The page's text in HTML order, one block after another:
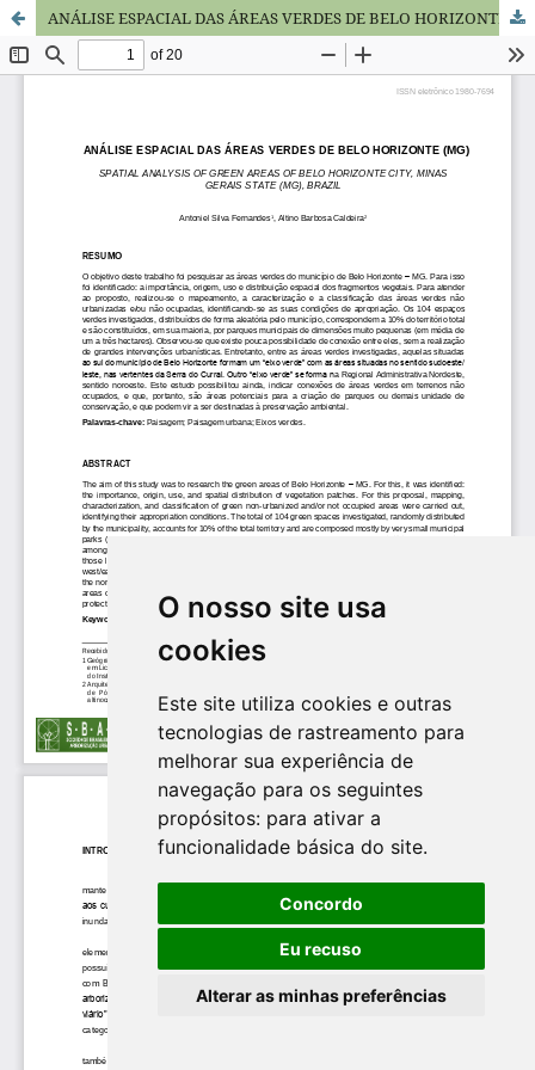
O nosso site usa
cookies
Este site utiliza cookies e outras
tecnologias de rastreamento para
melhorar sua experiência de
navegação para os seguintes
propósitos: para ativar a
funcionalidade básica do site.
Concordo
Eu recuso
Alterar as minhas preferências
ANÁLISE ESPACIAL DAS ÁREAS VERDES DE BELO HORIZONTE (MG)